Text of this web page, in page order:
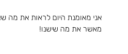
אני מאומנת היום לראות את מה
מאשר את מה שישנו!